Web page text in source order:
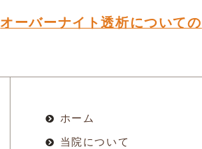
オーバーナイト透析についての
ホーム
当院について